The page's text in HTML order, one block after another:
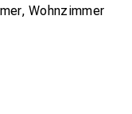
Wohnzimmer